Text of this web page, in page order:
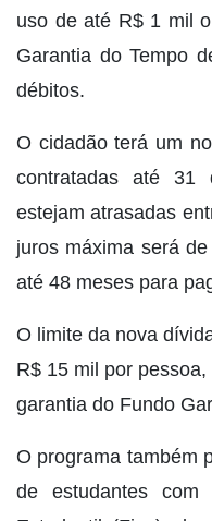
uso de até R$ 1 mil
Garantia do Tempo
débitos.
O cidadão terá um
contratadas até
estejam atrasadas
juros máxima será
até 48 meses para
O limite da nova
R$ 15 mil por
garantia do Fundo
O programa também
de estudantes com